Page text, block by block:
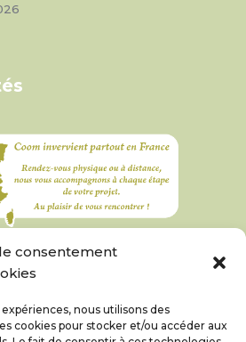
consentement
nous utilisons des
cookies pour stocker et/ou accéder aux